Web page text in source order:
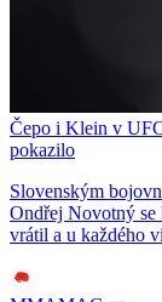
Čepo i Klein v
pokazilo
Slovenským
Ondřej Novotný se
vrátil a u každého